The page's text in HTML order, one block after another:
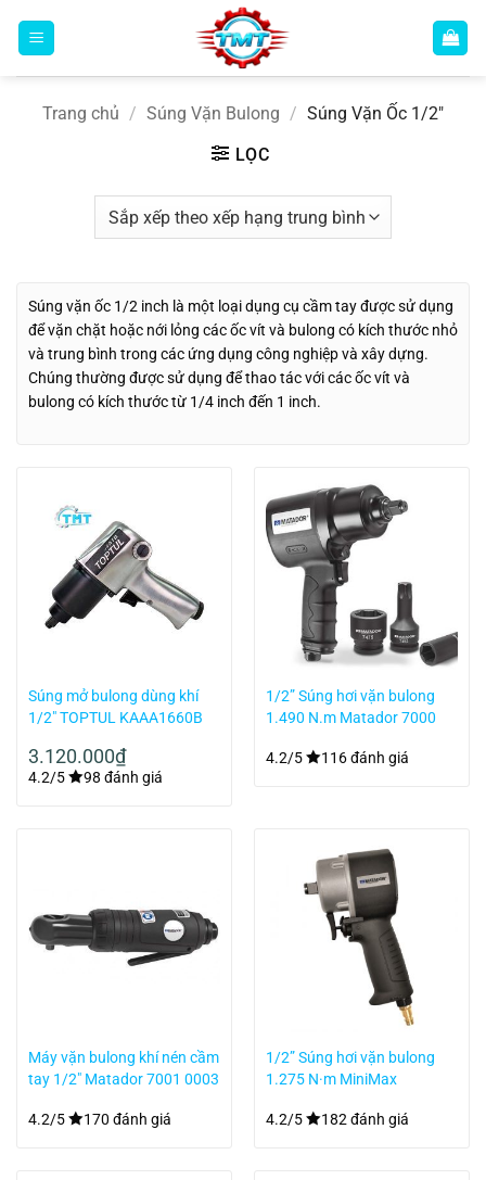
Trang chủ / Súng Vặn Bulong / Súng Vặn Ốc 1/2"
LỌC
Súng vặn ốc 1/2 inch là một loại dụng cụ cầm tay được sử dụng
để vặn chặt hoặc nới lỏng các ốc vít và bulong có kích thước nhỏ
và trung bình trong các ứng dụng công nghiệp và xây dựng.
Chúng thường được sử dụng để thao tác với các ốc vít và
bulong có kích thước từ 1/4 inch đến 1 inch.
Súng mở bulong dùng khí
1/2″ TOPTUL KAAA1660B
3.120.000₫
4.2/5 98 đánh giá
1/2” Súng hơi vặn bulong
1.490 N.m Matador 7000
4.2/5
116 đánh giá
Máy vặn bulong khí nén cầm
tay 1/2″ Matador 7001 0003
4.2/5 170 đánh giá
1/2” Súng hơi vặn bulong
1.275 N·m MiniMax
4.2/5
182 đánh giá